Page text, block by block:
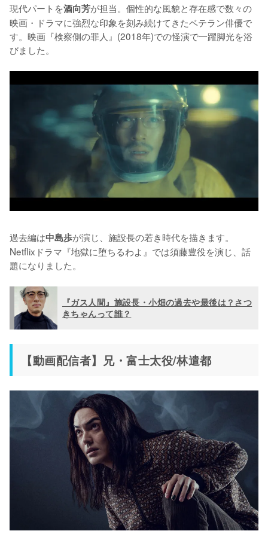
現代パートを酒向芳が担当。個性的な風貌と存在感で数々の
映画・ドラマに強烈な印象を刻み続けてきたベテラン俳優で
す。映画『検察側の罪人』(2018年)での怪演で一躍脚光を浴
びました。
過去編は中島歩が演じ、施設長の若き時代を描きます。
Netflixドラマ『地獄に堕ちるわよ』では須藤豊役を演じ、話
題になりました。
『ガス人間』施設長・小畑の過去や最後は？さつ
きちゃんって誰？
【動画配信者】兄・富士太役/林遣都